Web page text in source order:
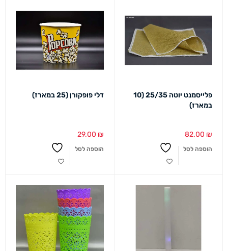
פלייסמנט יוטה 25/35 (10
במארז)
82.00 ₪
הוספה לסל
דלי פופקורן (25 במארז)
29.00 ₪
הוספה לסל